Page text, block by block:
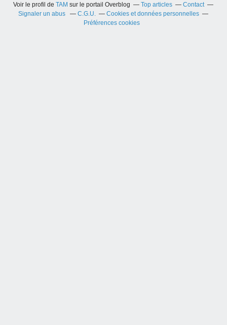
Voir le profil deTAM sur le portail Overblog Top articles
Contact
Signaler un abus
C.G.U.
Cookies et données personnelles
Préférences cookies